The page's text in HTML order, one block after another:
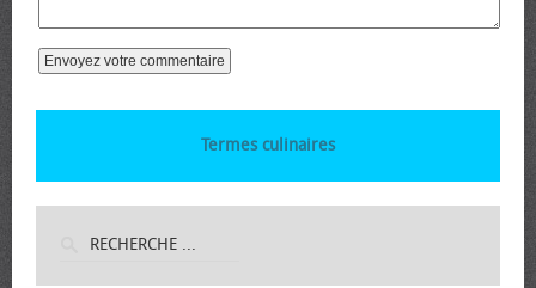
Termes culinaires